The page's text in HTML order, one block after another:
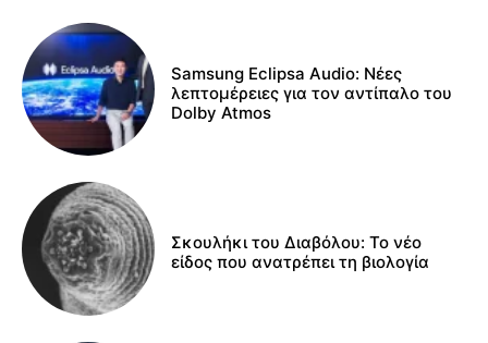
Samsung Eclipsa Audio: Νέες
λεπτομέρειες για τον αντίπαλο του
Dolby Atmos
Σκουλήκι του Διαβόλου: Το νέο
είδος που ανατρέπει τη βιολογία